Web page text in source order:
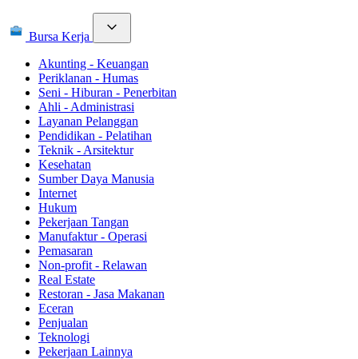
Bursa Kerja
Akunting - Keuangan
Periklanan - Humas
Seni - Hiburan - Penerbitan
Ahli - Administrasi
Layanan Pelanggan
Pendidikan - Pelatihan
Teknik - Arsitektur
Kesehatan
Sumber Daya Manusia
Internet
Hukum
Pekerjaan Tangan
Manufaktur - Operasi
Pemasaran
Non-profit - Relawan
Real Estate
Restoran - Jasa Makanan
Eceran
Penjualan
Teknologi
Pekerjaan Lainnya